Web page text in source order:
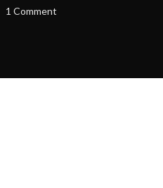
1 Comment